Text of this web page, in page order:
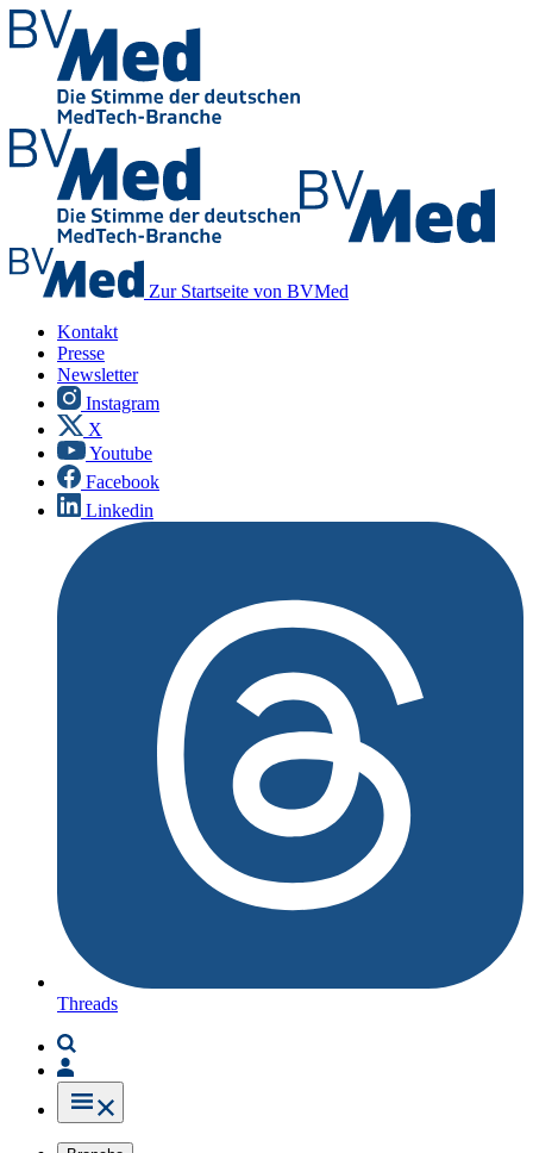
Zur Startseite von BVMed
Kontakt
Presse
Newsletter
Instagram
X
Youtube
Facebook
Linkedin
Threads